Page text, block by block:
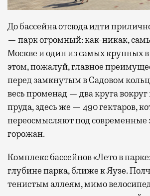
До бассейна отсюда идти
— парк огромный: как-никак,
Москве и один из самых крупных
этом, пожалуй, главное
перед замкнутым в Садовом
весь променад — два круга
пруда, здесь же — 490 гектаров,
переосмысляют под современные
горожан.
Комплекс бассейнов «Лето в
глубине парка, ближе к Яузе.
тенистым аллеям, мимо